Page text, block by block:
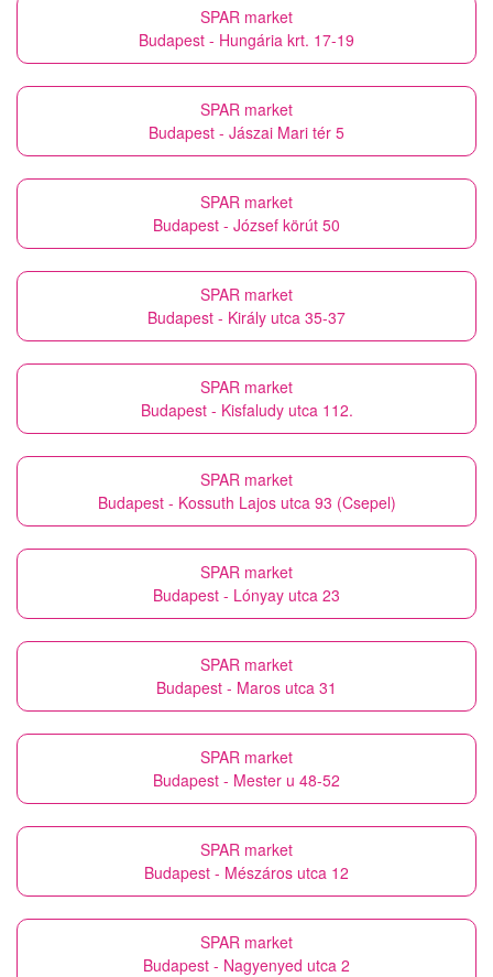
SPAR market
Budapest - Hungária krt. 17-19
SPAR market
Budapest - Jászai Mari tér 5
SPAR market
Budapest - József körút 50
SPAR market
Budapest - Király utca 35-37
SPAR market
Budapest - Kisfaludy utca 112.
SPAR market
Budapest - Kossuth Lajos utca 93 (Csepel)
SPAR market
Budapest - Lónyay utca 23
SPAR market
Budapest - Maros utca 31
SPAR market
Budapest - Mester u 48-52
SPAR market
Budapest - Mészáros utca 12
SPAR market
Budapest - Nagyenyed utca 2